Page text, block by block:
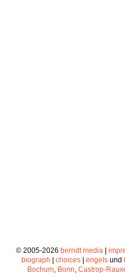
© 2005-2026 berndt media|
biograph
choices engels und
Bochum, Bonn, Castrop-